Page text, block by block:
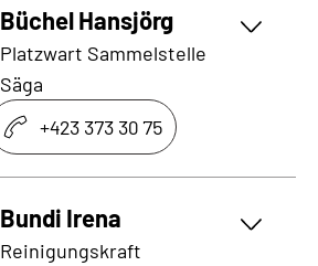
Büchel Hansjörg
Platzwart Sammelstelle
Säga
+423 373 30 75
Bundi Irena
Reinigungskraft